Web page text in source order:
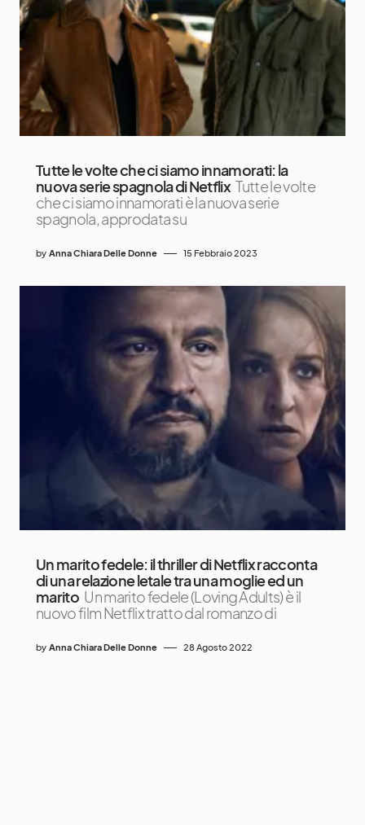
Tutte le volte che ci siamo innamorati: la
nuova serie spagnola di Netflix Tutte le volte
che ci siamo innamorati è la nuova serie
spagnola, approdata su
by Anna Chiara Delle Donne 15 Febbraio 2023
Un marito fedele: il thriller di Netflix racconta
di una relazione letale tra una moglie ed un
marito Un marito fedele (Loving Adults) è il
nuovo film Netflix tratto dal romanzo di
by Anna Chiara Delle Donne 28 Agosto 2022